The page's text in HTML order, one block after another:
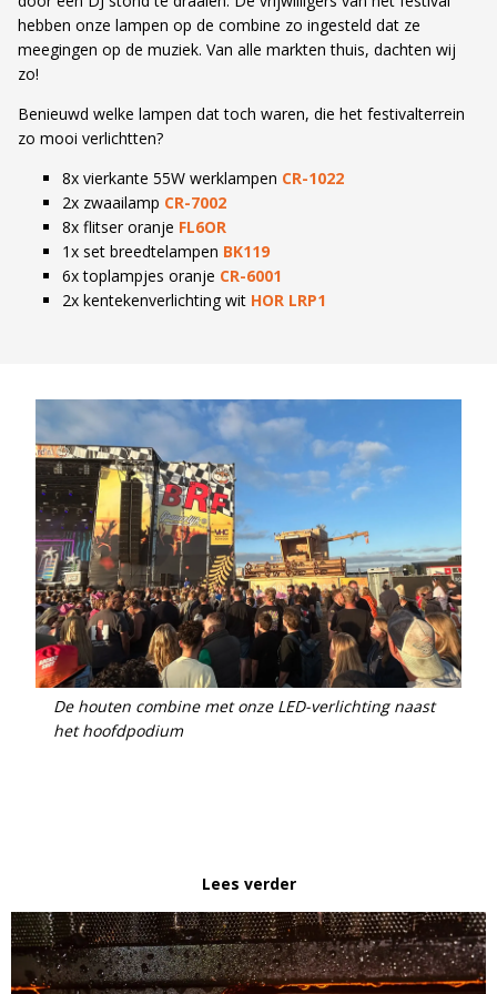
hebben onze lampen op de combine zo ingesteld dat ze
meegingen op de muziek. Van alle markten thuis, dachten wij
zo!
Benieuwd welke lampen dat toch waren, die het festivalterrein
zo mooi verlichtten?
8x vierkante 55W werklampen CR-1022
2x zwaailamp CR-7002
8x flitser oranje FL6OR
1x set breedtelampen BK119
6x toplampjes oranje CR-6001
2x kentekenverlichting wit HOR LRP1
De houten combine met onze LED-verlichting naast
het hoofdpodium
Lees verder